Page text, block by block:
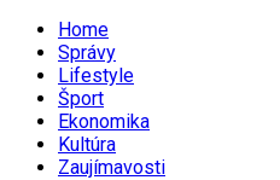
Home
Správy
Lifestyle
Šport
Ekonomika
Kultúra
Zaujímavosti